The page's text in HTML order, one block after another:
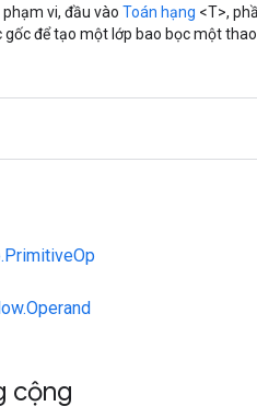
phạm vi, đầu vào Toán hạng <T>,
gốc để tạo một lớp bao bọc một
cộng